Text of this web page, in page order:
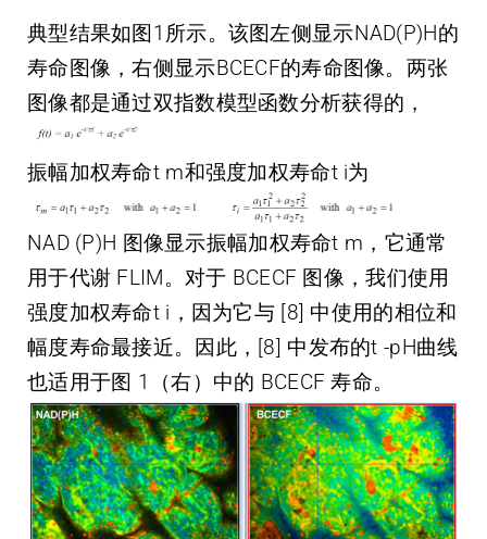
典型结果如图1所示。该图左侧显示NAD(P)H的
寿命图像，右侧显示BCECF的寿命图像。两张
图像都是通过双指数模型函数分析获得的，
振幅加权寿命t m和强度加权寿命t i为
NAD (P)H 图像显示振幅加权寿命t m，它通常
用于代谢 FLIM。对于 BCECF 图像，我们使用
强度加权寿命t i，因为它与 [8] 中使用的相位和
幅度寿命最接近。因此，[8] 中发布的t -pH曲线
也适用于图 1（右）中的 BCECF 寿命。